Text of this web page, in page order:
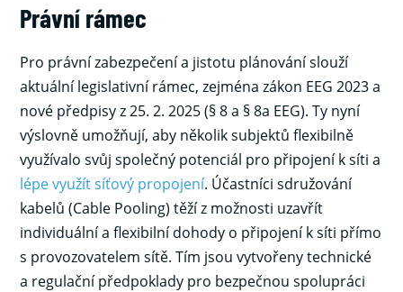
Právní rámec
Pro právní zabezpečení a jistotu plánování slouží
aktuální legislativní rámec, zejména zákon EEG 2023 a
nové předpisy z 25. 2. 2025 (§ 8 a § 8a EEG). Ty nyní
výslovně umožňují, aby několik subjektů flexibilně
využívalo svůj společný potenciál pro připojení k síti a
lépe využít síťový propojení. Účastníci sdružování
kabelů (Cable Pooling) těží z možnosti uzavřít
individuální a flexibilní dohody o připojení k síti přímo
s provozovatelem sítě. Tím jsou vytvořeny technické
a regulační předpoklady pro bezpečnou spolupráci